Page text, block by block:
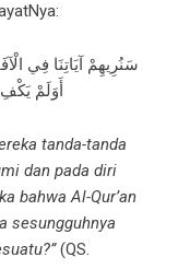
سَنُرِيهِمْ آيَاتِنَا فِي
أَوَلَمْ
tanda-tanda
dan pada diri
bahwa Al-Qur’an
sesungguhnya
(QS.